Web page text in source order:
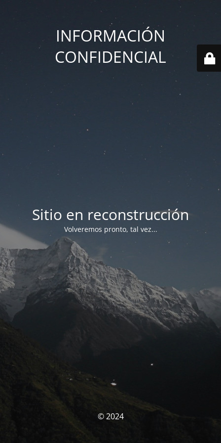
INFORMACIÓN
CONFIDENCIAL
Sitio en reconstrucción
Volveremos pronto, tal vez...
© 2024